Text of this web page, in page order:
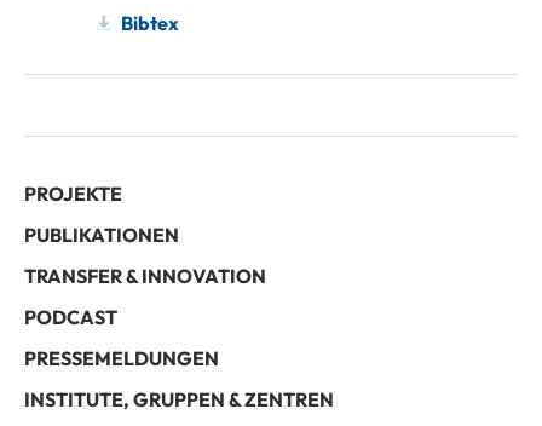
Bibtex
PROJEKTE
PUBLIKATIONEN
TRANSFER & INNOVATION
PODCAST
PRESSEMELDUNGEN
INSTITUTE, GRUPPEN & ZENTREN